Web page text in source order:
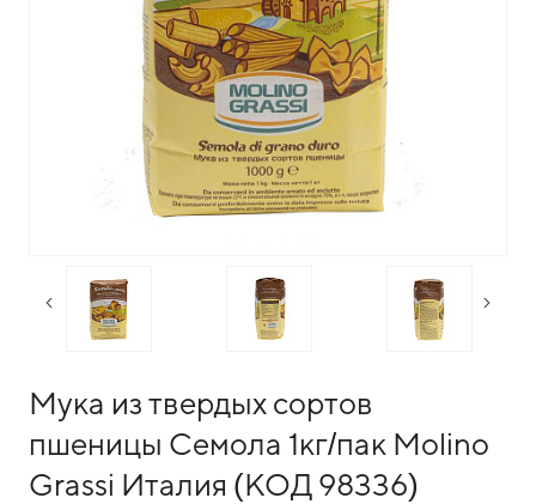
следующий слайд
Мука из твердых сортов
пшеницы Семола 1кг/пак Molino
Grassi Италия (КОД 98336)